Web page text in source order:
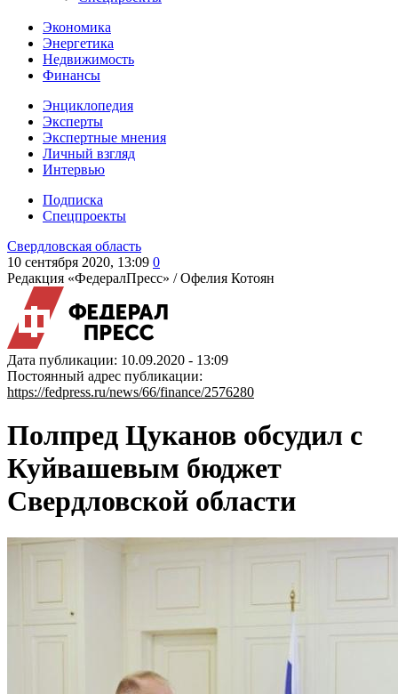
Экономика
Энергетика
Недвижимость
Финансы
Энциклопедия
Эксперты
Экспертные мнения
Личный взгляд
Интервью
Подписка
Спецпроекты
Свердловская область
10 сентября 2020, 13:09 0
Редакция «ФедералПресс» /Офелия Котоян
Дата публикации: 10.09.2020 - 13:09
Постоянный адрес публикации:
https://fedpress.ru/news/66/finance/2576280
Полпред Цуканов обсудил с
Куйвашевым бюджет
Свердловской области